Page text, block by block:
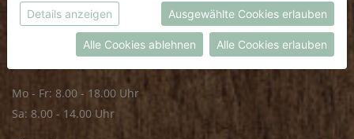
FRISCHMARKT
Mo - Fr: 8.00 - 18.00 Uhr
Sa: 8.00 - 14.00 Uhr
Weitere Informationen findest du in unserer
Datenschutzerklärung
bzw. imImpressum
Details anzeigen Ausgewählte Cookies erlauben
Alle Cookies ablehnen Alle Cookies erlauben